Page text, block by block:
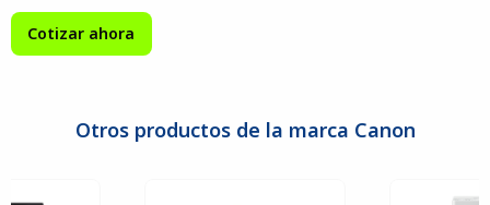
Cotizar ahora
Otros productos de la marca Canon